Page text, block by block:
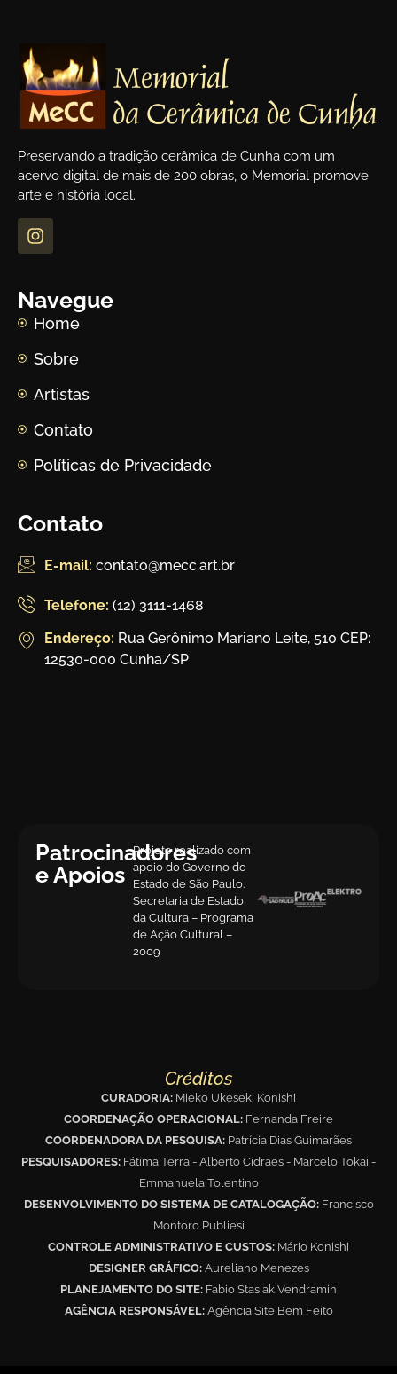
Preservando a tradição cerâmica de Cunha com um
acervo digital de mais de 200 obras, o Memorial promove
arte e história local.
Navegue
Home
Sobre
Artistas
Contato
Políticas de Privacidade
Contato
E-mail: contato@mecc.art.br
Telefone: (12) 3111-1468
Endereço: Rua Gerônimo Mariano Leite, 510 CEP:
12530-000 Cunha/SP
Patrocinadores
e Apoios
Projeto realizado com
apoio do Governo do
Estado de São Paulo.
Secretaria de Estado
da Cultura – Programa
de Ação Cultural –
2009
Créditos
CURADORIA: Mieko Ukeseki Konishi
COORDENAÇÃO OPERACIONAL: Fernanda Freire
COORDENADORA DA PESQUISA: Patrícia Dias Guimarães
PESQUISADORES: Fátima Terra - Alberto Cidraes - Marcelo Tokai -
Emmanuela Tolentino
DESENVOLVIMENTO DO SISTEMA DE CATALOGAÇÃO: Francisco
Montoro Publiesi
CONTROLE ADMINISTRATIVO E CUSTOS: Mário Konishi
DESIGNER GRÁFICO:Aureliano Menezes
PLANEJAMENTO DO SITE: Fabio Stasiak Vendramin
AGÊNCIA RESPONSÁVEL:Agência Site Bem Feito